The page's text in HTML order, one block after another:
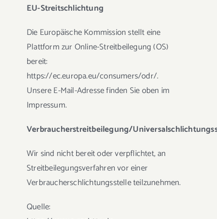
EU-Streitschlichtung
Die Europäische Kommission stellt eine
Plattform zur Online-Streitbeilegung (OS)
bereit:
https://ec.europa.eu/consumers/odr/.
Unsere E-Mail-Adresse finden Sie oben im
Impressum.
Verbraucherstreitbeilegung/
Wir sind nicht bereit oder verpflichtet, an
Streitbeilegungsverfahren vor einer
Verbraucherschlichtungsstelle teilzunehmen.
Quelle: